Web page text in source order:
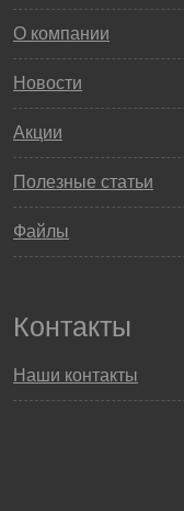
О компании
Новости
Акции
Полезные статьи
Файлы
Контакты
Наши контакты